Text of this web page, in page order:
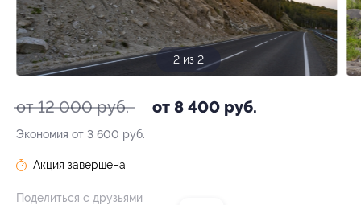
1 из 2
от 12 000 руб. от 8 400 руб.
Экономия от 3 600 руб.
Акция завершена
Поделиться с друзьями